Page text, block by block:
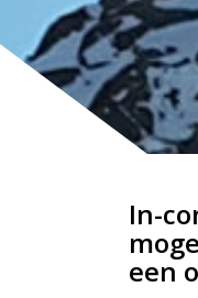
In-
een